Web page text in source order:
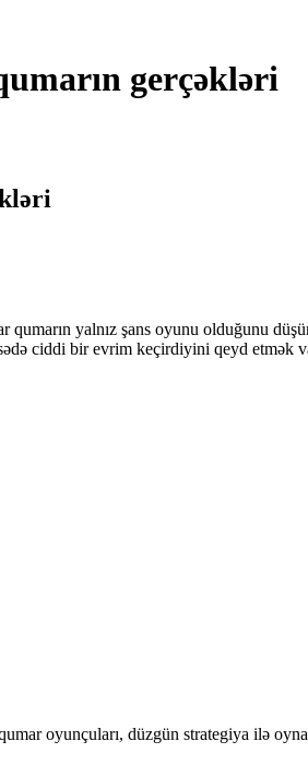
gerçəkləri
yalnız şans oyunu olduğunu
ciddi bir evrim keçirdiyini qeyd etmək
oyunçuları, düzgün strategiya ilə